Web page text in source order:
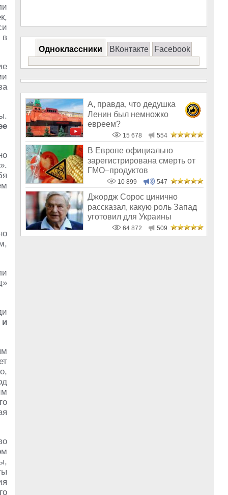
в
Одноклассники ВКонтакте Facebook
А, правда, что дедушка
Ленин был немножко
евреем?
15 678 554
В Европе официально
зарегистрирована смерть от
ГМО–продуктов
10 899 547
Джордж Сорос цинично
рассказал, какую роль Запад
уготовил для Украины
64 872 509